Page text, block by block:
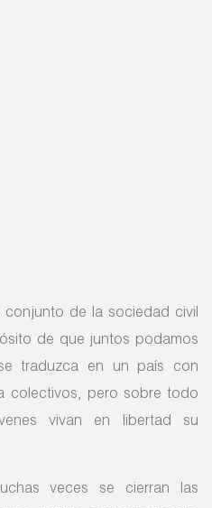
de la sociedad civil
de que juntos podamos
traduzca en un país con
colectivos, pero sobre todo
vivan en libertad su
veces se cierran las